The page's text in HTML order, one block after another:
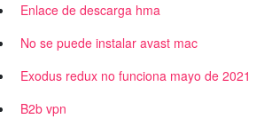
Enlace de descarga hma
No se puede instalar avast mac
Exodus redux no funciona mayo de 2021
B2b vpn